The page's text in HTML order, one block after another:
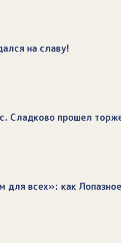
на славу!
Сладково прошел
всех»: как